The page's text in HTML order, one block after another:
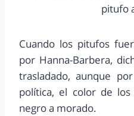
pitufo
Cuando los pitufos
por Hanna-Barbera,
trasladado, aunque
política, el color de
negro a morado.